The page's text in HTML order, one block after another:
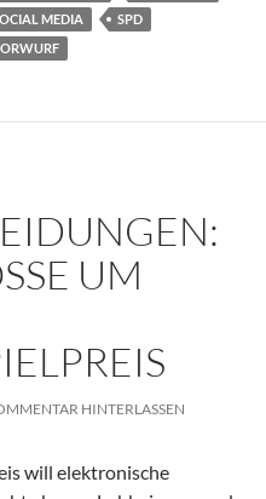
MEDIA
SPD
UM
HINTERLASSEN
will elektronische